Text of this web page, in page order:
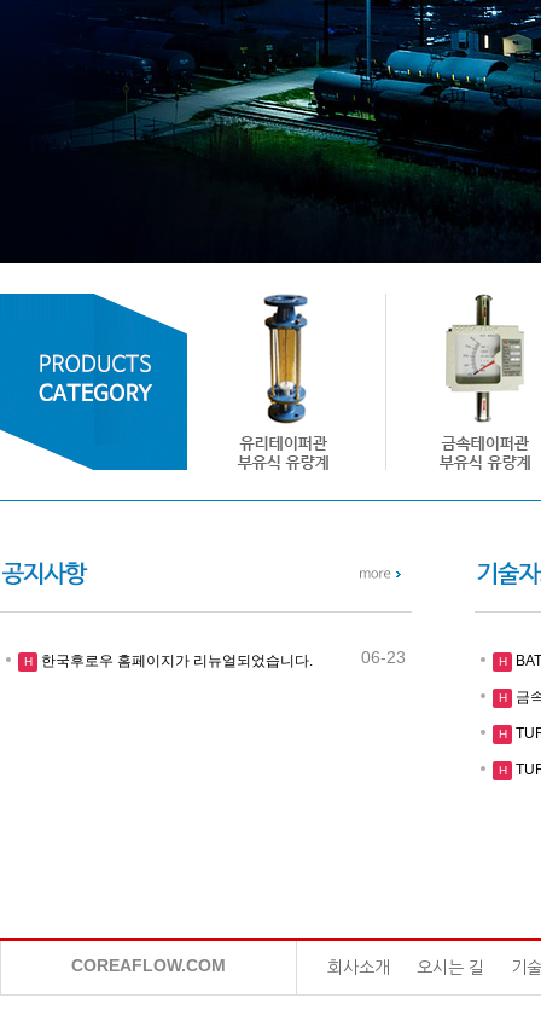
06-23
H 한국후로우 홈페이지가 리뉴얼되었습니다. H
H 금
H
H
COREAFLOW.COM 회사소개 오시는 길 기